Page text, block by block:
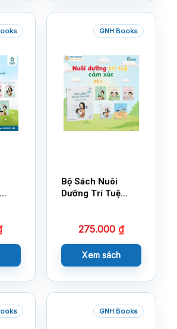
GNH Books
Bộ Sách Nuôi
Dưỡng Trí Tuệ
275.000 ₫
Xem sách
GNH Books